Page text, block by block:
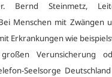
Bernd Steinmetz,
Menschen mit Zwängen
Erkrankungen wie
Verunsicherung
Seelsorge